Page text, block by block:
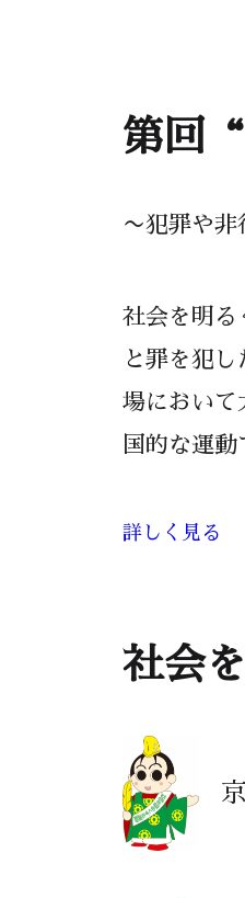
第回“
〜犯罪や
社会を明る
と罪を犯
場において
国的な運動
詳しく見る
社会